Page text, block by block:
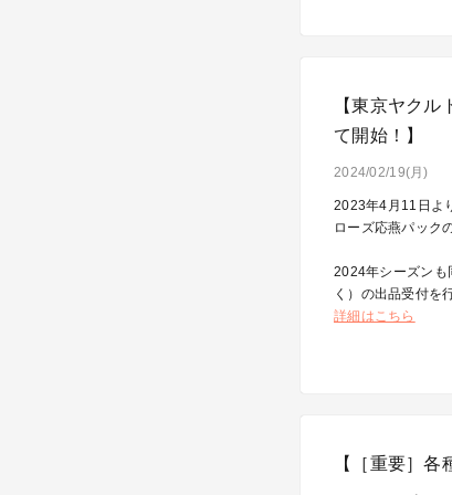
【東京ヤク
て開始！】
2024/02/19(月)
2023年4月11日よ
ローズ応燕パック
2024年シーズンも
く）の出品受付を
詳細はこちら
【［重要］各